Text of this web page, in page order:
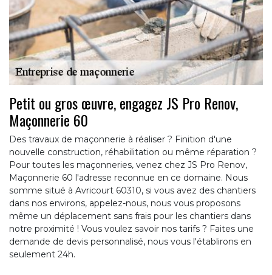
Petit ou gros œuvre, engagez JS Pro Renov,
Maçonnerie 60
Des travaux de maçonnerie à réaliser ? Finition d'une
nouvelle construction, réhabilitation ou même réparation ?
Pour toutes les maçonneries, venez chez JS Pro Renov,
Maçonnerie 60 l'adresse reconnue en ce domaine. Nous
somme situé à Avricourt 60310, si vous avez des chantiers
dans nos environs, appelez-nous, nous vous proposons
même un déplacement sans frais pour les chantiers dans
notre proximité ! Vous voulez savoir nos tarifs ? Faites une
demande de devis personnalisé, nous vous l'établirons en
seulement 24h.